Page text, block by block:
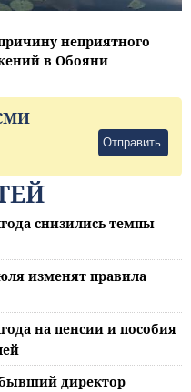
неприятного
в Обояни
Отправить
снизились темпы
изменят правила
на пенсии и пособия
директор